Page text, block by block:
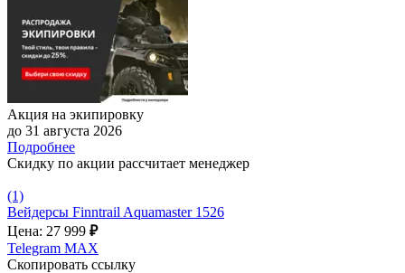
Акция на экипировку
до 31 августа 2026
Подробнее
Скидку по акции рассчитает менеджер
(1)
Вейдерсы Finntrail Aquamaster 1526
Цена: 27 999 ₽
Telegram MAX
Скопировать ссылку